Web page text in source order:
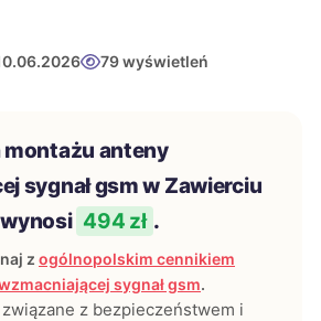
79 wyświetleń
montażu anteny
sygnał gsm w Zawierciu
494 zł .
z ogólnopolskim cennikiem
sygnał gsm.
związane z bezpieczeństwem i